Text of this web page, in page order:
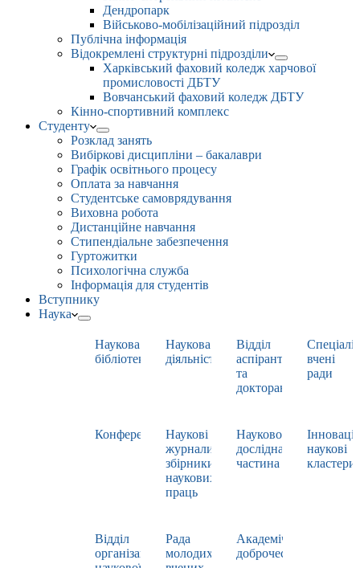
Дендропарк
Військово-мобілізаційний підрозділ
Публічна інформація
Відокремлені структурні підрозділи
Харківський фаховий коледж харчової
промисловості ДБТУ
Вовчанський фаховий коледж ДБТУ
Кінно-спортивний комплекс
Студенту
Розклад занять
Вибіркові дисципліни – бакалаври
Графік освітнього процесу
Оплата за навчання
Студентське самоврядування
Виховна робота
Дистанційне навчання
Стипендіальне забезпечення
Гуртожитки
Психологічна служба
Інформація для студентів
Вступнику
Наука
Наукова
бібліотека
Наукова
діяльність
Відділ
аспірантури
та
докторантури
вчені
ради
Конференції
Наукові
журнали,
збірники
наукових
праць
Науково-
дослідна
частина
наукові
кластери
Відділ
організації
Рада
молодих
Академічна
доброчесність